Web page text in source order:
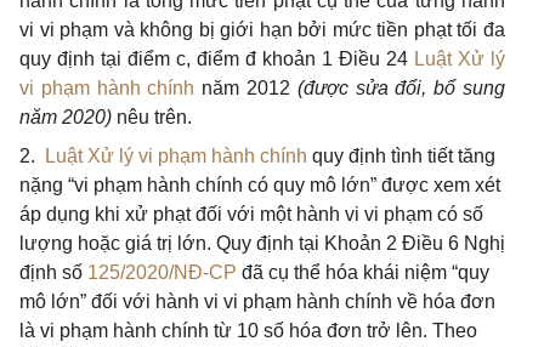
vi vi phạm và không bị giới hạn bởi mức tiền phạt tối đa
quy định tại điểm c, điểm đ khoản 1 Điều 24 Luật Xử lý
vi phạm hành chính năm 2012 (được sửa đổi, bổ sung
năm 2020) nêu trên.
2.
Luật Xử lý vi phạm hành chính quy định tình tiết tăng
nặng “vi phạm hành chính có quy mô lớn” được xem xét
áp dụng khi xử phạt đối với một hành vi vi phạm có số
lượng hoặc giá trị lớn. Quy định tại Khoản 2 Điều 6 Nghị
định số 125/2020/NĐ-CP đã cụ thể hóa khái niệm “quy
mô lớn” đối với hành vi vi phạm hành chính về hóa đơn
là vi phạm hành chính từ 10 số hóa đơn trở lên. Theo